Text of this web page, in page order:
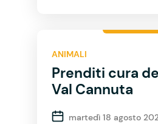
ANIMALI
Prenditi cura
Val Cannuta
martedì 18 agosto